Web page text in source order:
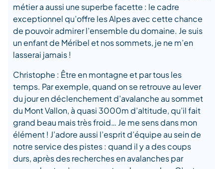
métier a aussi une superbe facette : le cadre
exceptionnel qu’offre les Alpes avec cette chance
de pouvoir admirer l’ensemble du domaine. Je suis
un enfant de Méribel et nos sommets, je ne m’en
lasserai jamais !
Christophe : Être en montagne et par tous les
temps. Par exemple, quand on se retrouve au lever
du jour en déclenchement d’avalanche au sommet
du Mont Vallon, à quasi 3000m d’altitude, qu’il fait
grand beau mais très froid… Je me sens dans mon
élément ! J’adore aussi l’esprit d’équipe au sein de
notre service des pistes : quand il y a des coups
durs, après des recherches en avalanches par